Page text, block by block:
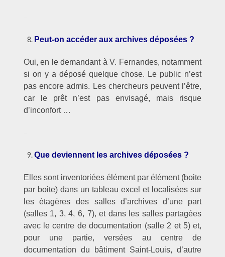
Peut-on accéder aux archives déposées ?
Oui, en le demandant à V. Fernandes, notamment
si on y a déposé quelque chose. Le public n’est
pas encore admis. Les chercheurs peuvent l’être,
car le prêt n’est pas envisagé, mais risque
d’inconfort …
Que deviennent les archives déposées ?
Elles sont inventoriées élément par élément (boite
par boite) dans un tableau excel et localisées sur
les étagères des salles d’archives d’une part
(salles 1, 3, 4, 6, 7), et dans les salles partagées
avec le centre de documentation (salle 2 et 5) et,
pour une partie, versées au centre de
documentation du bâtiment Saint-Louis, d’autre